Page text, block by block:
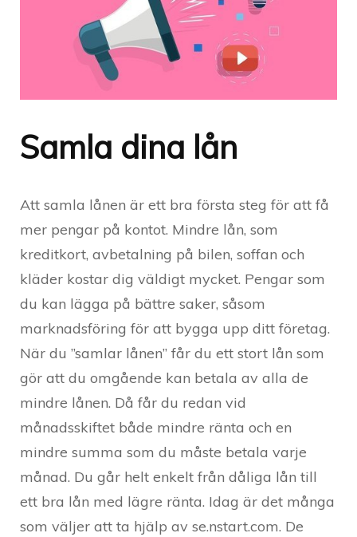
Samla dina lån
Att samla lånen är ett bra första steg för att få
mer pengar på kontot. Mindre lån, som
kreditkort, avbetalning på bilen, soffan och
kläder kostar dig väldigt mycket. Pengar som
du kan lägga på bättre saker, såsom
marknadsföring för att bygga upp ditt företag.
När du ”samlar lånen” får du ett stort lån som
gör att du omgående kan betala av alla de
mindre lånen. Då får du redan vid
månadsskiftet både mindre ränta och en
mindre summa som du måste betala varje
månad. Du går helt enkelt från dåliga lån till
ett bra lån med lägre ränta. Idag är det många
som väljer att ta hjälp av se.nstart.com. De